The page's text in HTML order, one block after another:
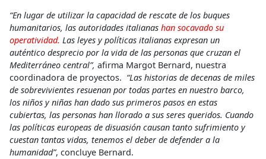
“En lugar de utilizar la capacidad de rescate de los buques
humanitarios, las autoridades italianas han socavado su
operatividad. Las leyes y políticas italianas expresan un
auténtico desprecio por la vida de las personas que cruzan el
Mediterráneo central”, afirma Margot Bernard, nuestra
coordinadora de proyectos. ​ “Las historias de decenas de miles
de sobrevivientes resuenan por todas partes en nuestro barco,
los niños y niñas han dado sus primeros pasos en estas
cubiertas, las personas han llorado a sus seres queridos. Cuando
las políticas europeas de disuasión causan tanto sufrimiento y
cuestan tantas vidas, tenemos el deber de defender a la
humanidad”, concluye Bernard.